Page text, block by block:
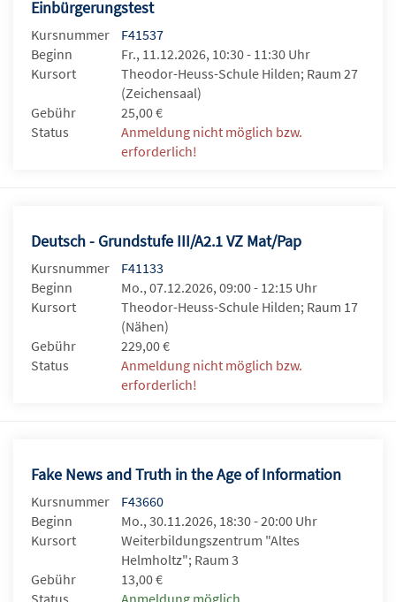
Einbürgerungstest
Kursnummer
F41537
Beginn
Fr., 11.12.2026, 10:30 - 11:30 Uhr
Kursort
Theodor-Heuss-Schule Hilden; Raum 27
(Zeichensaal)
Gebühr
25,00 €
Status
Anmeldung nicht möglich bzw.
erforderlich!
Deutsch - Grundstufe III/A2.1 VZ Mat/Pap
Kursnummer
F41133
Beginn
Mo., 07.12.2026, 09:00 - 12:15 Uhr
Kursort
Theodor-Heuss-Schule Hilden; Raum 17
(Nähen)
Gebühr
229,00 €
Status
Anmeldung nicht möglich bzw.
erforderlich!
Fake News and Truth in the Age of Information
Kursnummer
F43660
Beginn
Mo., 30.11.2026, 18:30 - 20:00 Uhr
Kursort
Weiterbildungszentrum "Altes
Helmholtz"; Raum 3
Gebühr
13,00 €
Status
Anmeldung möglich